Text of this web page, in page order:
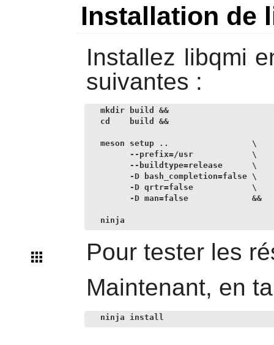
Installation de
Installez libqmi
suivantes :
mkdir build &&
cd    build &&
meson setup ..                 \
      --prefix=/usr            \
      --buildtype=release      \
      -D bash_completion=false \
      -D qrtr=false            \
      -D man=false             &&
ninja
Pour tester les
Maintenant, en
ninja install